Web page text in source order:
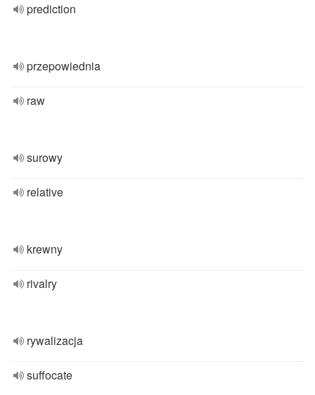
prediction
przepowiednia
raw
surowy
relative
krewny
rivalry
rywalizacja
suffocate